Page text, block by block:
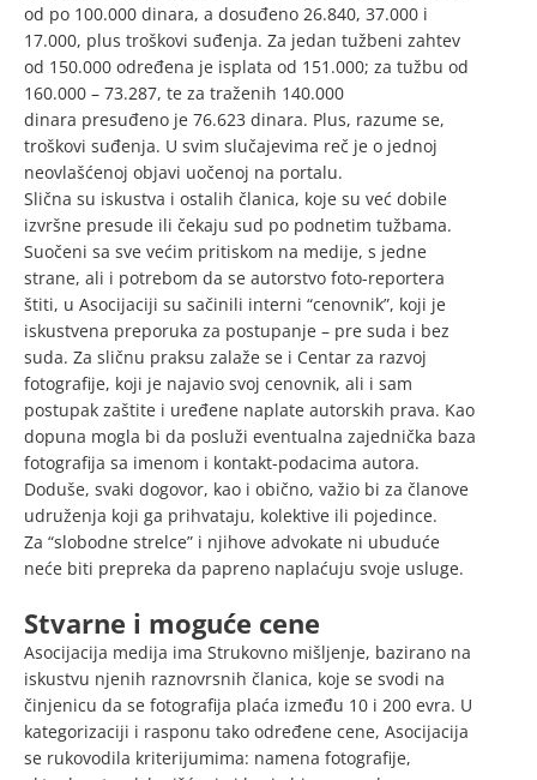
od po 100.000 dinara, a dosuđeno 26.840, 37.000 i
17.000, plus troškovi suđenja. Za jedan tužbeni zahtev
od 150.000 određena je isplata od 151.000; za tužbu od
160.000 – 73.287, te za traženih 140.000
dinara presuđeno je 76.623 dinara. Plus, razume se,
troškovi suđenja. U svim slučajevima reč je o jednoj
neovlašćenoj objavi uočenoj na portalu.
Slična su iskustva i ostalih članica, koje su već dobile
izvršne presude ili čekaju sud po podnetim tužbama.
Suočeni sa sve većim pritiskom na medije, s jedne
strane, ali i potrebom da se autorstvo foto-reportera
štiti, u Asocijaciji su sačinili interni “cenovnik”, koji je
iskustvena preporuka za postupanje – pre suda i bez
suda. Za sličnu praksu zalaže se i Centar za razvoj
fotografije, koji je najavio svoj cenovnik, ali i sam
postupak zaštite i uređene naplate autorskih prava. Kao
dopuna mogla bi da posluži eventualna zajednička baza
fotografija sa imenom i kontakt-podacima autora.
Doduše, svaki dogovor, kao i obično, važio bi za članove
udruženja koji ga prihvataju, kolektive ili pojedince.
Za “slobodne strelce” i njihove advokate ni ubuduće
neće biti prepreka da papreno naplaćuju svoje usluge.
Stvarne i moguće cene
Asocijacija medija ima Strukovno mišljenje, bazirano na
iskustvu njenih raznovrsnih članica, koje se svodi na
činjenicu da se fotografija plaća između 10 i 200 evra. U
kategorizaciji i rasponu tako određene cene, Asocijacija
se rukovodila kriterijumima: namena fotografije,